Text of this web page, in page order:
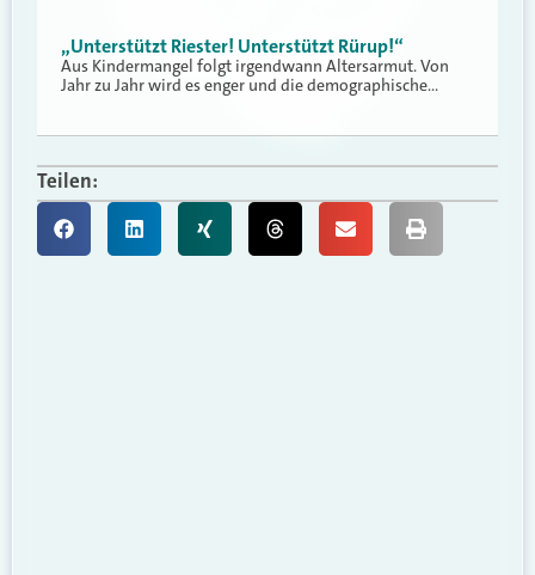
„Unterstützt Riester! Unterstützt Rürup!“
Aus Kindermangel folgt irgendwann Altersarmut. Von
Jahr zu Jahr wird es enger und die demographische…
Teilen: